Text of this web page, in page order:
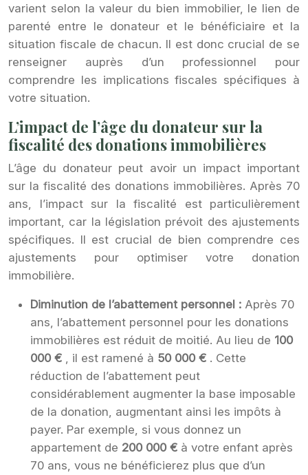
varient selon la valeur du bien immobilier, le lien de
parenté entre le donateur et le bénéficiaire et la
situation fiscale de chacun. Il est donc crucial de se
renseigner auprès d’un professionnel pour
comprendre les implications fiscales spécifiques à
votre situation.
L’impact de l’âge du donateur sur la
fiscalité des donations immobilières
L’âge du donateur peut avoir un impact important
sur la fiscalité des donations immobilières. Après 70
ans, l’impact sur la fiscalité est particulièrement
important, car la législation prévoit des ajustements
spécifiques. Il est crucial de bien comprendre ces
ajustements pour optimiser votre donation
immobilière.
Diminution de l’abattement personnel : Après 70
ans, l’abattement personnel pour les donations
immobilières est réduit de moitié. Au lieu de 100
000 €
, il est ramené à 50 000 € . Cette
réduction de l’abattement peut
considérablement augmenter la base imposable
de la donation, augmentant ainsi les impôts à
payer. Par exemple, si vous donnez un
appartement de 200 000 € à votre enfant après
70 ans, vous ne bénéficierez plus que d’un